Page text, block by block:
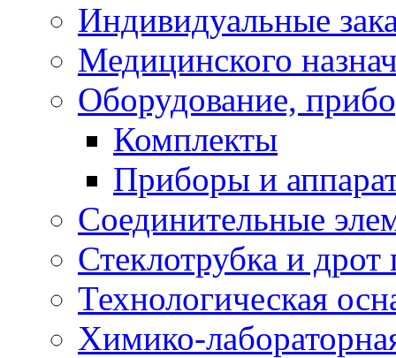
Индивидуальные
Медицинского
Оборудование,
Комплекты
Приборы и
Соединительные
Стеклотрубка и дрот
Технологическая
Химико-